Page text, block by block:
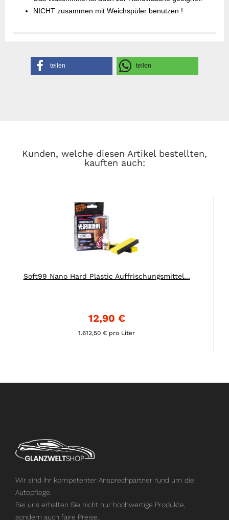
NICHT zusammen mit Weichspüler benutzen !
teilen teilen
Kunden, welche diesen Artikel bestellten,
kauften auch:
Soft99 Nano Hard Plastic Auffrischungsmittel...
12,90 €
1.612,50 € pro Liter
Wir sind Ihr kompetenter Ansprechpartner rund um die
Autopflege.
Bei uns erhalten Sie nicht nur hochwertige Produkte,
sondern auch faire Preise.